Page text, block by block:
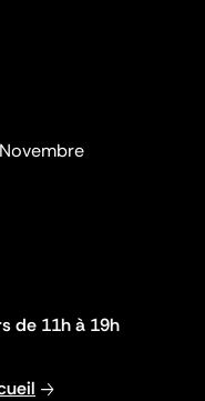
de 11h à 19h